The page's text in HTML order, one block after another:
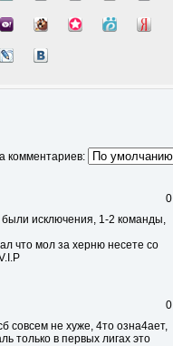
комментариев:
0
были исключения, 1-2 команды,
что мол за херню несете со
0
совсем не хуже, 4то озна4ает,
только в первых лигах это